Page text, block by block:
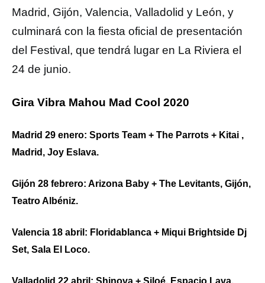
Madrid, Gijón, Valencia, Valladolid y León, y
culminará con la fiesta oficial de presentación
del Festival, que tendrá lugar en La Riviera el
24 de junio.
Gira Vibra Mahou Mad Cool 2020
Madrid 29 enero: Sports Team + The Parrots + Kitai ,
Madrid, Joy Eslava.
Gijón 28 febrero: Arizona Baby + The Levitants, Gijón,
Teatro Albéniz.
Valencia 18 abril: Floridablanca + Miqui Brightside Dj
Set, Sala El Loco.
Valladolid 22 abril: Shinova + Siloé, Espacio Lava.